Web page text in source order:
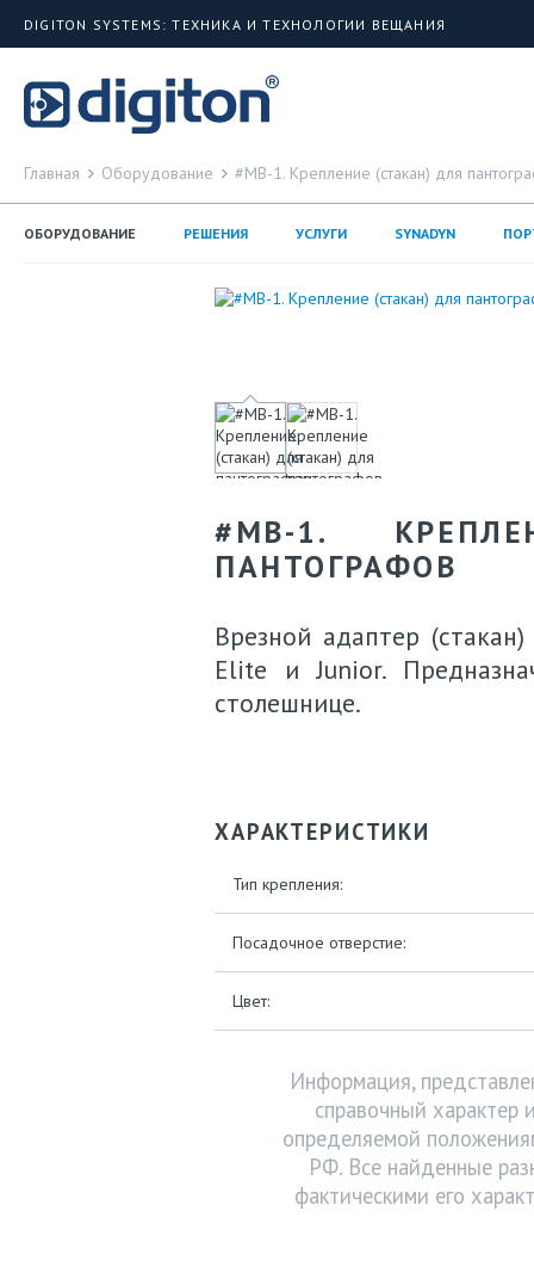
DIGITON SYSTEMS: ТЕХНИКА И ТЕХНОЛОГИИ ВЕЩАНИЯ
Главная Оборудование #MB-1. Крепление (стакан) для
ОБОРУДОВАНИЕ РЕШЕНИЯ УСЛУГИ SYNADYN
#MB-1.
ПАНТОГРАФОВ
Врезной адаптер
Elite и Junior.
столешнице.
ХАРАКТЕРИСТИКИ
Тип крепления:
Посадочное отверстие:
Цвет:
Информация,
справочный характер
определяемой
РФ. Все найденные
фактическими его